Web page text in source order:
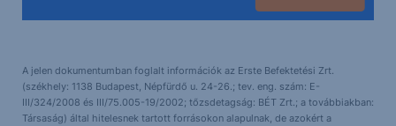
A jelen dokumentumban foglalt információk az Erste Befektetési Zrt.
(székhely: 1138 Budapest, Népfürdő u. 24-26.; tev. eng. szám: E-
III/324/2008 és III/75.005-19/2002; tőzsdetagság: BÉT Zrt.; a továbbiakban:
Társaság) által hitelesnek tartott forrásokon alapulnak, de azokért a